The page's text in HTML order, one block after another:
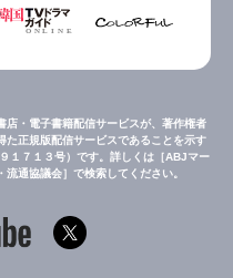
店・電子書籍配信サービスが、著作権者
た正規版配信サービスであることを示す
１７１３号）です。詳しくは［ABJマー
通協議会］で検索してください。